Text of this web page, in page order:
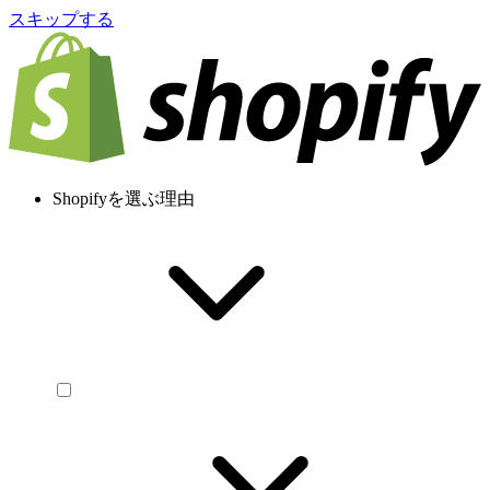
スキップする
Shopifyを選ぶ理由